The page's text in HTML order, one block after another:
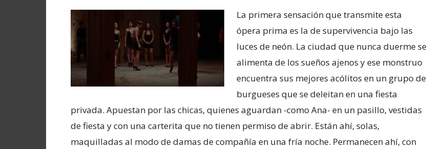
La primera sensación que transmite esta
ópera prima es la de supervivencia bajo las
luces de neón. La ciudad que nunca duerme se
alimenta de los sueños ajenos y ese monstruo
encuentra sus mejores acólitos en un grupo de
burgueses que se deleitan en una fiesta
privada. Apuestan por las chicas, quienes aguardan -como Ana- en un pasillo, vestidas
de fiesta y con una carterita que no tienen permiso de abrir. Están ahí, solas,
maquilladas al modo de damas de compañía en una fría noche. Permanecen ahí, con